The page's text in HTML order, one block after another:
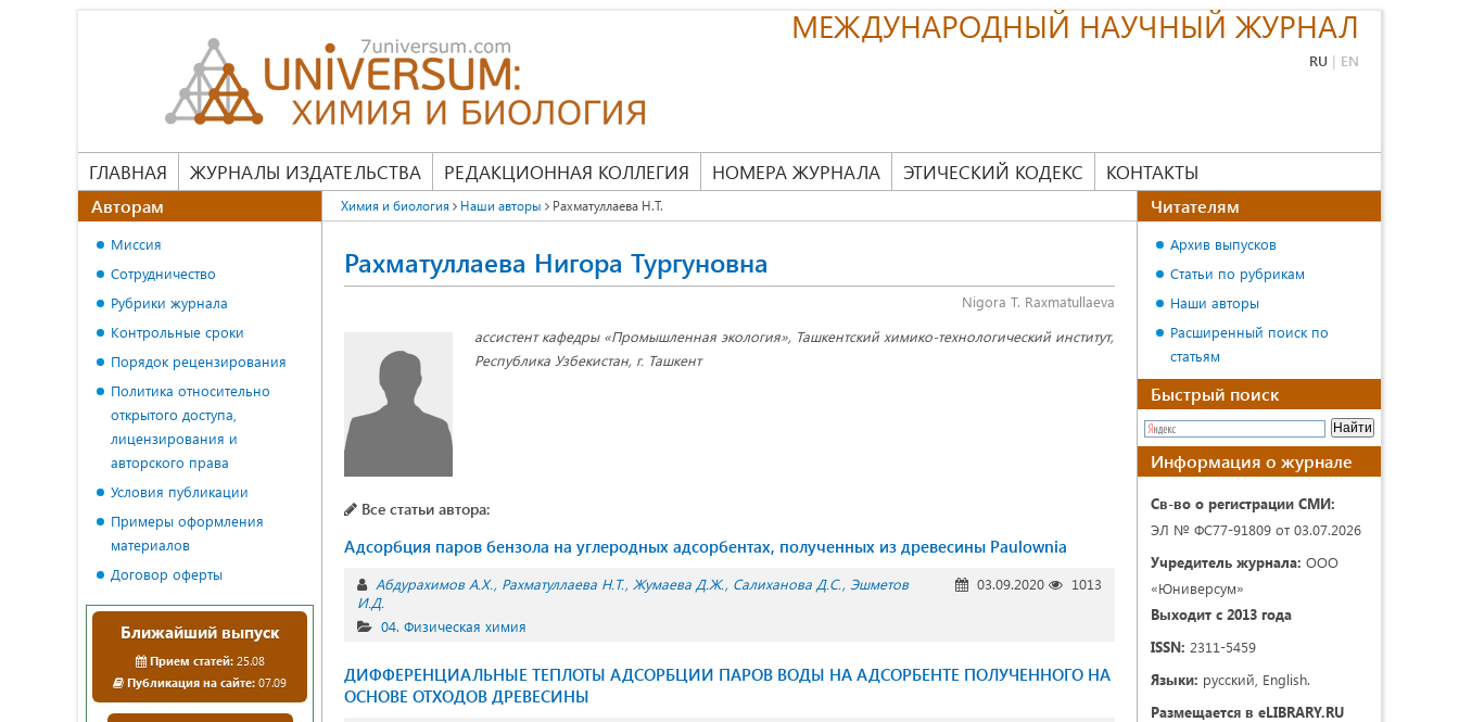
МЕЖДУНАРОДНЫЙ НАУЧНЫЙ ЖУРНАЛ
RU | EN
ГЛАВНАЯ ЖУРНАЛЫ ИЗДАТЕЛЬСТВА РЕДАКЦИОННАЯ КОЛЛЕГИЯ НОМЕРА ЖУРНАЛА ЭТИЧЕСКИЙ КОДЕКС КОНТАКТЫ
Химия и биология Наши авторы Рахматуллаева Н.Т.
Рахматуллаева Нигора Тургуновна
Nigora T. Raxmatullaeva
ассистент кафедры «Промышленная экология», Ташкентский химико-технологический институт,
Республика Узбекистан, г. Ташкент
Все статьи автора:
Адсорбция паров бензола на углеродных адсорбентах, полученных из древесины Paulownia
Абдурахимов А.Х. Рахматуллаева Н.Т. Жумаева Д.Ж. Салиханова Д.С. Эшметов
И.Д.
03.09.2020 1013
04. Физическая химия
ДИФФЕРЕНЦИАЛЬНЫЕ ТЕПЛОТЫ АДСОРБЦИИ ПАРОВ ВОДЫ НА АДСОРБЕНТЕ ПОЛУЧЕННОГО НА
ОСНОВЕ ОТХОДОВ ДРЕВЕСИНЫ
Авторам
Миссия
Сотрудничество
Рубрики журнала
Контрольные сроки
Порядок рецензирования
Политика относительно
открытого доступа,
лицензирования и
авторского права
Условия публикации
Примеры оформления
материалов
Договор оферты
Ближайший выпуск
Прием статей:25.08
Публикация на сайте: 07.09
Читателям
Архив выпусков
Статьи по рубрикам
Наши авторы
Расширенный поиск по
статьям
Быстрый поиск
Информация о журнале
Св-во о регистрации СМИ:
ЭЛ № ФС77-91809 от 03.07.2026
Учредитель журнала: ООО
«Юниверсум»
Выходит с 2013 года
ISSN: 2311-5459
Языки: русский, English.
Размещается в eLIBRARY.RU